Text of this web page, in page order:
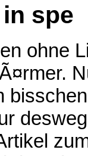
spe
ohne